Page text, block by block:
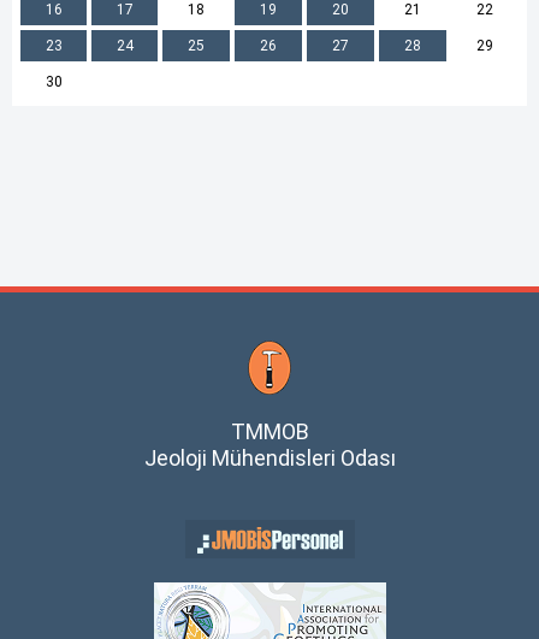
16 17 18 19 20 21 22
23 24 25 26 27 28 29
30
TMMOB
Jeoloji Mühendisleri Odası